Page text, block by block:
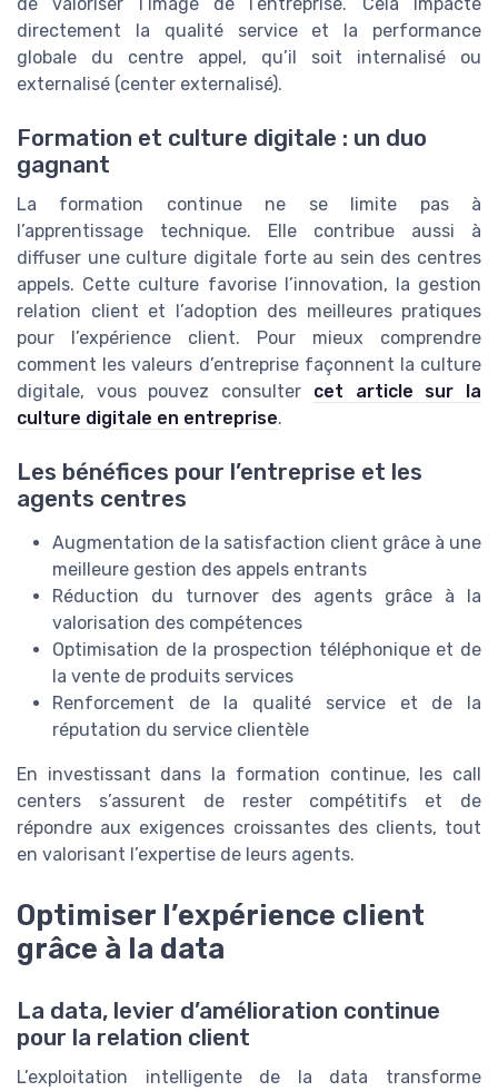
directement la qualité service et la performance
globale du centre appel, qu’il soit internalisé ou
externalisé (center externalisé).
Formation et culture digitale : un duo
gagnant
La formation continue ne se limite pas à
l’apprentissage technique. Elle contribue aussi à
diffuser une culture digitale forte au sein des centres
appels. Cette culture favorise l’innovation, la gestion
relation client et l’adoption des meilleures pratiques
pour l’expérience client. Pour mieux comprendre
comment les valeurs d’entreprise façonnent la culture
digitale, vous pouvez consulter cet article sur la
culture digitale en entreprise.
Les bénéfices pour l’entreprise et les
agents centres
Augmentation de la satisfaction client grâce à une
meilleure gestion des appels entrants
Réduction du turnover des agents grâce à la
valorisation des compétences
Optimisation de la prospection téléphonique et de
la vente de produits services
Renforcement de la qualité service et de la
réputation du service clientèle
En investissant dans la formation continue, les call
centers s’assurent de rester compétitifs et de
répondre aux exigences croissantes des clients, tout
en valorisant l’expertise de leurs agents.
Optimiser l’expérience client
grâce à la data
La data, levier d’amélioration continue
pour la relation client
L’exploitation intelligente de la data transforme